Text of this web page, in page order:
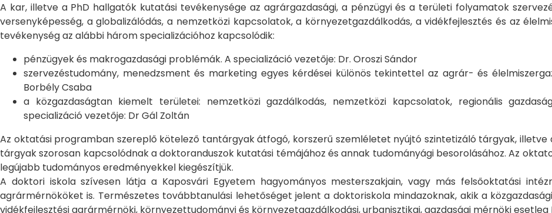
A kar, illetve a PhD hallgatók kutatási tevékenysége az agrárgazdasági, a pénzügyi és a területi folyamatok
versenyképesség, a globalizálódás, a nemzetközi kapcsolatok, a környezetgazdálkodás, a vidékfejlesztés és az
tevékenység az alábbi három specializációhoz kapcsolódik:
pénzügyek és makrogazdasági problémák. A specializáció vezetője: Dr. Oroszi Sándor
szervezéstudomány, menedzsment és marketing egyes kérdései különös tekintettel az agrár- és
Borbély Csaba
a közgazdaságtan kiemelt területei: nemzetközi gazdálkodás, nemzetközi kapcsolatok, regionális
specializáció vezetője: Dr Gál Zoltán
Az oktatási programban szereplő kötelező tantárgyak átfogó, korszerű szemléletet nyújtó szintetizáló tárgyak, illetve
tárgyak szorosan kapcsolódnak a doktoranduszok kutatási témájához és annak tudományági besorolásához. Az
legújabb tudományos eredményekkel kiegészítjük.
A doktori iskola szívesen látja a Kaposvári Egyetem hagyományos mesterszakjain, vagy más felsőoktatási
agrármérnököket is. Természetes továbbtanulási lehetőséget jelent a doktoriskola mindazoknak, akik a
vidékfejlesztési agrármérnöki, környezettudományi és környezetgazdálkodási, urbanisztikai, gazdasági mérnöki esetleg